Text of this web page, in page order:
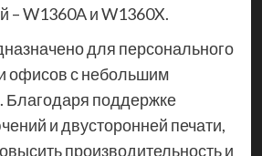
– W1360A и W1360X.
для персонального
офисов с небольшим
Благодаря поддержке
и двусторонней печати,
производительность и